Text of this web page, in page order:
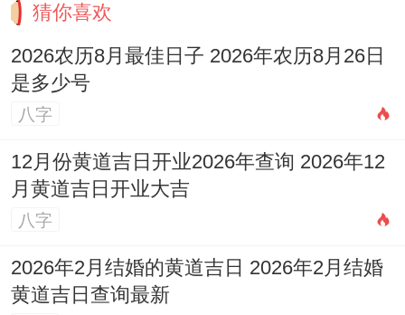
猜你喜欢
2026农历8月最佳日子 2026年农历8月26日
是多少号
八字
12月份黄道吉日开业2026年查询 2026年12
月黄道吉日开业大吉
八字
2026年2月结婚的黄道吉日 2026年2月结婚
黄道吉日查询最新